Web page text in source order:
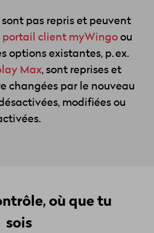
pas repris et peuvent
portail client myWingo ou
options existantes, p. ex.
Max, sont reprises et
changées par le nouveau
modifiées ou
où que tu
sois